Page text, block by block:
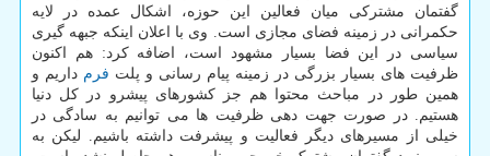
گفتمان مشترکی میان فعالین این حوزه، اشکال عمده در لایه
حکمرانی در زمینه فضای مجازی است. وی با اعلان اینکه جبهه گیری
سیاسی در این فضا بسیار مشهود است، اضافه کرد: هم اکنون
ظرفیت های بسیار بزرگی در زمینه پیام رسانی و پلت فرم داریم و
همین طور در مباحث محتوا هم جز کشورهای پیشرو در کل دنیا
هستیم. در صورت جهت دهی ظرفیت ها می توانیم به سادگی در
خیلی از مسیرهای دیگر فعالیت و پیشرفت داشته باشیم. لیکن به